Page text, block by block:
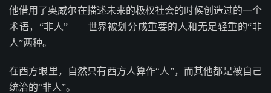
他借用了奥威尔在描述未来的极权社会的时候创造过的一个
术语，“非人”——世界被划分成重要的人和无足轻重的“非
人”两种。
在西方眼里，自然只有西方人算作“人”，而其他都是被自己
统治的“非人”。